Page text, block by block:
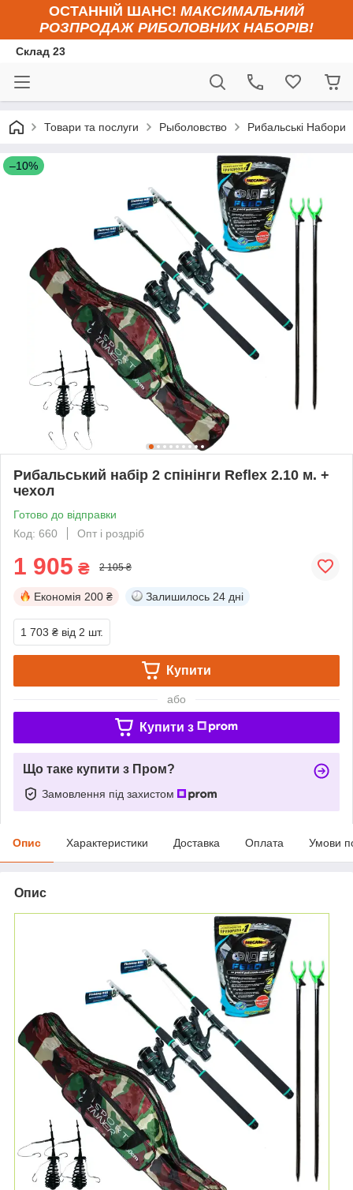
ОСТАННІЙ ШАНС! МАКСИМАЛЬНИЙ
РОЗПРОДАЖ РИБОЛОВНИХ НАБОРІВ!
Склад 23
Товари та послуги Рыболовство Рибальські Набори
–10%
Рибальський набір 2 спінінги Reflex 2.10 м. +
чехол
Готово до відправки
Код: 660
Опт і роздріб
1 905 ₴ 2 105 ₴
Економія 200 ₴ Залишилось 24 дні
1 703 ₴ від 2 шт.
Купити
або
Купити з
Що таке купити з Пром?
Замовлення під захистом
Опис Характеристики Доставка Оплата Умови
Опис